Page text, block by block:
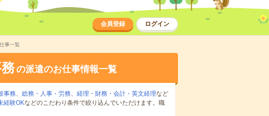
会員登録 ログイン
事一覧
の派遣のお仕事情報一覧
事務、 総務・人事・労務、 経理・財務・会計・英文経理など
経験OKなどのこだわり条件で絞り込んでいただけます。職